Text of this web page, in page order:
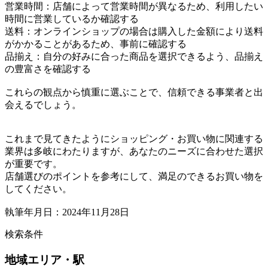
営業時間：店舗によって営業時間が異なるため、利用したい
時間に営業しているか確認する
送料：オンラインショップの場合は購入した金額により送料
がかかることがあるため、事前に確認する
品揃え：自分の好みに合った商品を選択できるよう、品揃え
の豊富さを確認する
これらの観点から慎重に選ぶことで、信頼できる事業者と出
会えるでしょう。
これまで見てきたようにショッピング・お買い物に関連する
業界は多岐にわたりますが、あなたのニーズに合わせた選択
が重要です。
店舗選びのポイントを参考にして、満足のできるお買い物を
してください。
執筆年月日：2024年11月28日
検索条件
地域エリア・駅